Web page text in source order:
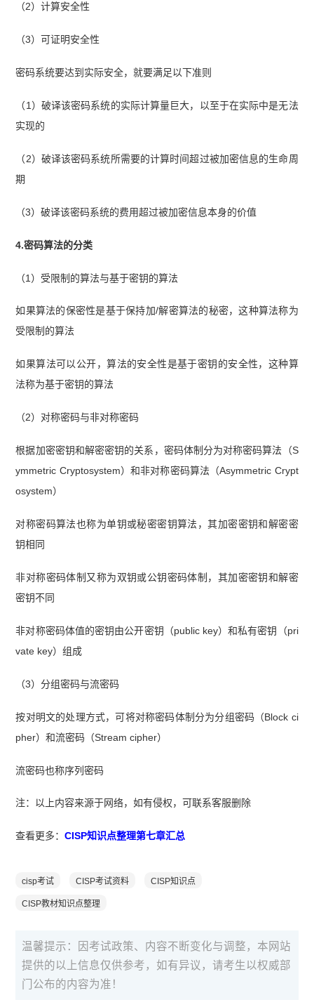
（2）计算安全性
（3）可证明安全性
密码系统要达到实际安全，就要满足以下准则
（1）破译该密码系统的实际计算量巨大，以至于在实际中是无法
实现的
（2）破译该密码系统所需要的计算时间超过被加密信息的生命周
期
（3）破译该密码系统的费用超过被加密信息本身的价值
4.密码算法的分类
（1）受限制的算法与基于密钥的算法
如果算法的保密性是基于保持加/解密算法的秘密，这种算法称为
受限制的算法
如果算法可以公开，算法的安全性是基于密钥的安全性，这种算
法称为基于密钥的算法
（2）对称密码与非对称密码
根据加密密钥和解密密钥的关系，密码体制分为对称密码算法（S
ymmetric Cryptosystem）和非对称密码算法（Asymmetric Crypt
osystem）
对称密码算法也称为单钥或秘密密钥算法，其加密密钥和解密密
钥相同
非对称密码体制又称为双钥或公钥密码体制，其加密密钥和解密
密钥不同
非对称密码体值的密钥由公开密钥（public key）和私有密钥（pri
vate key）组成
（3）分组密码与流密码
按对明文的处理方式，可将对称密码体制分为分组密码（Block ci
pher）和流密码（Stream cipher）
流密码也称序列密码
注：以上内容来源于网络，如有侵权，可联系客服删除
查看更多：CISP知识点整理第七章汇总
cisp考试 CISP考试资料 CISP知识点
CISP教材知识点整理
温馨提示：因考试政策、内容不断变化与调整，本网站
提供的以上信息仅供参考，如有异议，请考生以权威部
门公布的内容为准！